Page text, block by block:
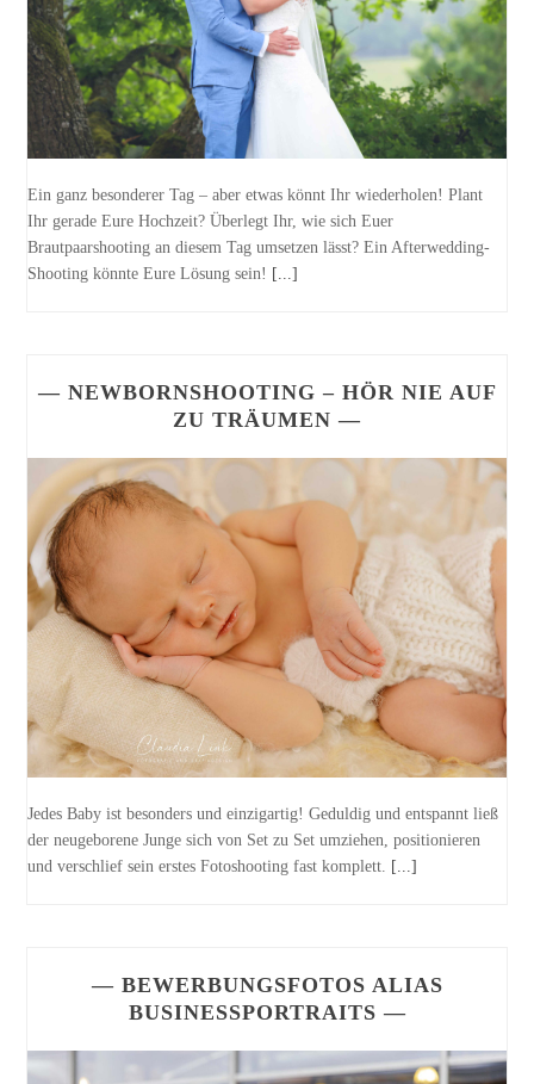
Ein ganz besonderer Tag – aber etwas könnt Ihr wiederholen! Plant
Ihr gerade Eure Hochzeit? Überlegt Ihr, wie sich Euer
Brautpaarshooting an diesem Tag umsetzen lässt? Ein Afterwedding-
Shooting könnte Eure Lösung sein! [...]
— NEWBORNSHOOTING – HÖR NIE AUF
ZU TRÄUMEN —
Jedes Baby ist besonders und einzigartig! Geduldig und entspannt ließ
der neugeborene Junge sich von Set zu Set umziehen, positionieren
und verschlief sein erstes Fotoshooting fast komplett. [...]
— BEWERBUNGSFOTOS ALIAS
BUSINESSPORTRAITS —